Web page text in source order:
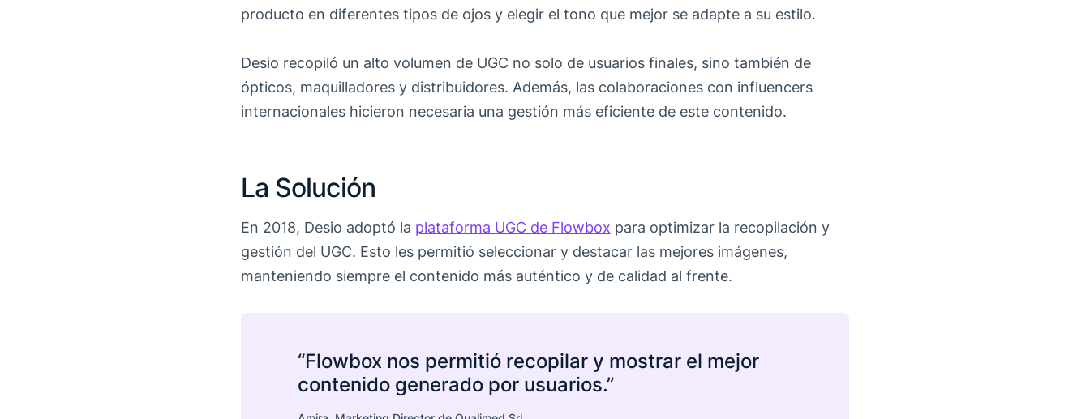
producto en diferentes tipos de ojos y elegir el tono que mejor se adapte a su estilo.
Desio recopiló un alto volumen de UGC no solo de usuarios finales, sino también de
ópticos, maquilladores y distribuidores. Además, las colaboraciones con influencers
internacionales hicieron necesaria una gestión más eficiente de este contenido.
La Solución
En 2018, Desio adoptó la plataforma UGC de Flowbox para optimizar la recopilación y
gestión del UGC. Esto les permitió seleccionar y destacar las mejores imágenes,
manteniendo siempre el contenido más auténtico y de calidad al frente.
“Flowbox nos permitió recopilar y mostrar el mejor
contenido generado por usuarios.”